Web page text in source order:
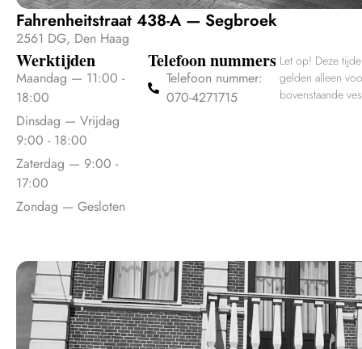
Fahrenheitstraat 438-A — Segbroek
2561 DG, Den Haag
Werktijden
Maandag — 11:00 -
18:00
Dinsdag — Vrijdag
9:00 - 18:00
Zaterdag — 9:00 -
17:00
Zondag — Gesloten
Telefoon nummers
Telefoon nummer:
070-4271715
Let op! Deze
gelden alleen
bovenstaande